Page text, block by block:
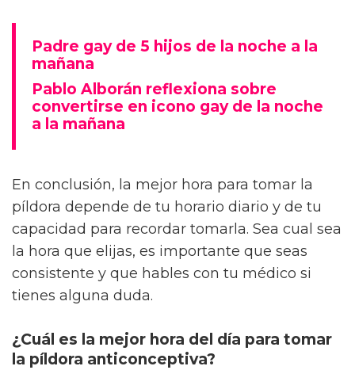
Padre gay de 5 hijos de la noche a la
mañana
Pablo Alborán reflexiona sobre
convertirse en icono gay de la noche
a la mañana
En conclusión, la mejor hora para tomar la
píldora depende de tu horario diario y de tu
capacidad para recordar tomarla. Sea cual sea
la hora que elijas, es importante que seas
consistente y que hables con tu médico si
tienes alguna duda.
¿Cuál es la mejor hora del día para tomar
la píldora anticonceptiva?